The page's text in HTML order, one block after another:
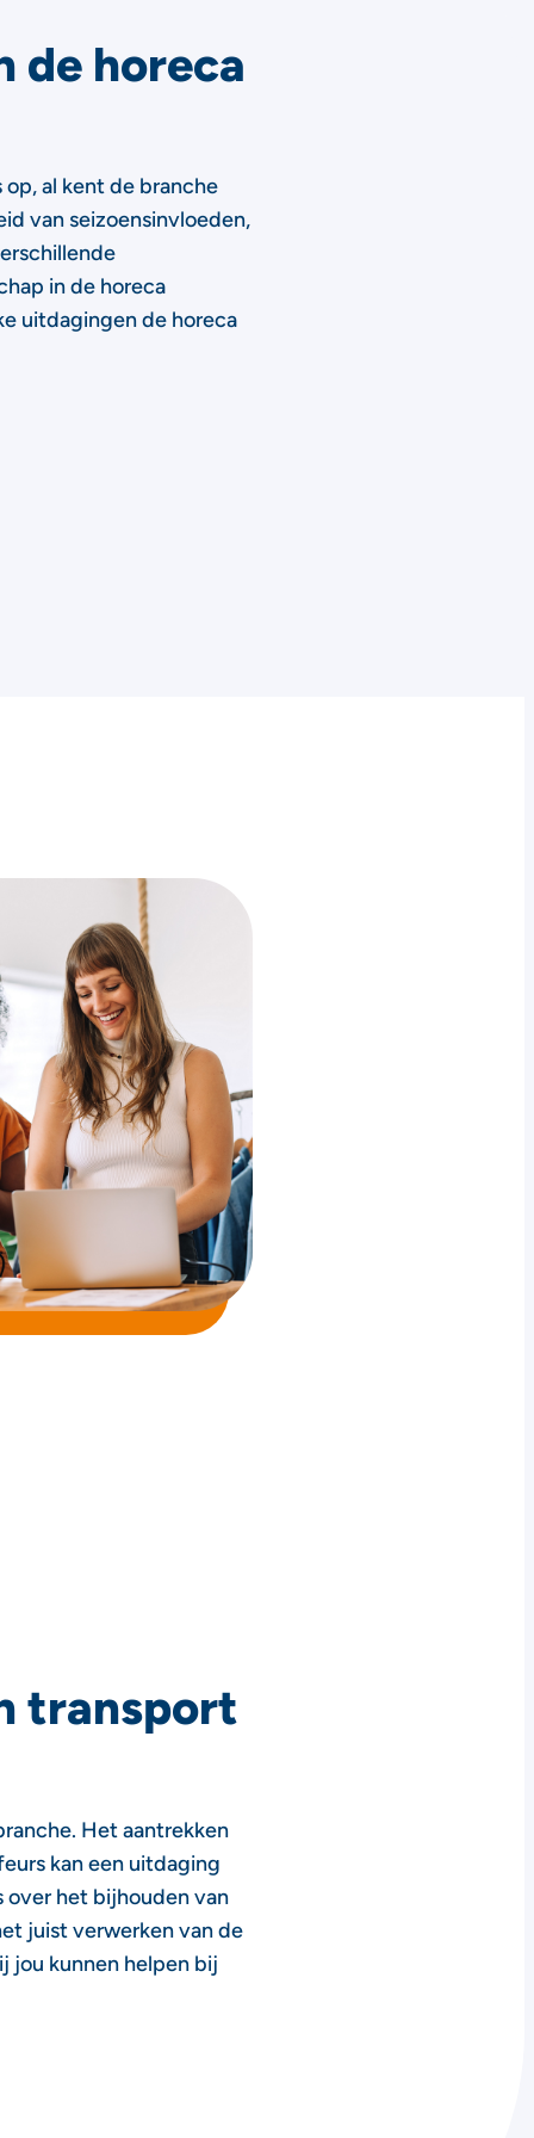
de horeca
op, al kent de branche
van seizoensinvloeden,
in de horeca
uitdagingen de horeca
transport
Het aantrekken
kan een uitdaging
over het bijhouden van
juist verwerken van de
jou kunnen helpen bij